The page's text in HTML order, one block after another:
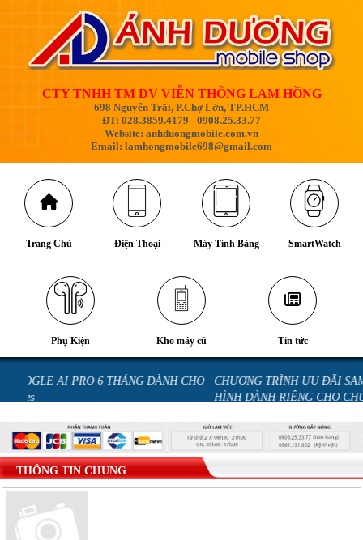
CTY TNHH TM DV VIỄN THÔNG LAM HỒNG
698 Nguyễn Trãi, P.Chợ Lớn, TP.HCM
ĐT: 028.3859.4179 - 0908.25.33.77
Website: anhduongmobile.com.vn
Email: lamhongmobile698@gmail.com
Trang Chủ Điện Thoại Máy Tính Bảng SmartWatch
Phụ Kiện Kho máy cũ Tin tức
DÀNH CHO
CHƯƠNG TRÌNH ƯU ĐÃI SAMSUNG CARE+ GÓI BẢO
HÌNH DÀNH RIÊNG CHO CHỦ SỞ HỮU ĐIỆN THOẠI
THÔNG TIN CHUNG